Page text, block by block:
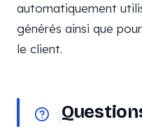
automatiquement
générés ainsi que
le client.